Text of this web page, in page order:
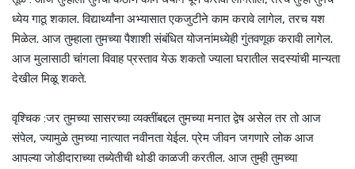
ध्येय गाठू शकाल. विद्यार्थ्यांना अभ्यासात एकजुटीने काम करावे लागेल, तरच यश
मिळेल. आज तुम्हाला तुमच्या पैशाशी संबंधित योजनांमध्येही गुंतवणूक करावी लागेल.
आज मुलासाठी चांगला विवाह प्रस्ताव येऊ शकतो ज्याला घरातील सदस्यांची मान्यता
देखील मिळू शकते.
वृश्चिक :जर तुमच्या सासरच्या व्यक्तींबद्दल तुमच्या मनात द्वेष असेल तर तो आज
संपेल, ज्यामुळे तुमच्या नात्यात नवीनता येईल. प्रेम जीवन जगणारे लोक आज
आपल्या जोडीदाराच्या तब्येतीची थोडी काळजी करतील. आज तुम्ही तुमच्या